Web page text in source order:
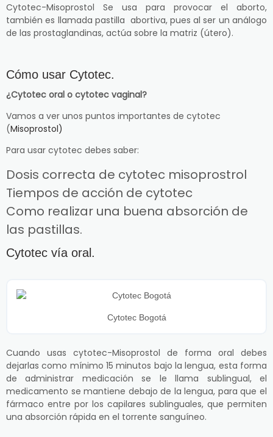
Cytotec-Misoprostol Se usa para provocar el aborto,
también es llamada pastilla abortiva, pues al ser un análogo
de las prostaglandinas, actúa sobre la matriz (útero).
Cómo usar Cytotec.
¿Cytotec oral o cytotec vaginal?
Vamos a ver unos puntos importantes de cytotec
(Misoprostol)
Para usar cytotec debes saber:
Dosis correcta de cytotec misoprostrol
Tiempos de acción de cytotec
Como realizar una buena absorción de
las pastillas.
Cytotec vía oral.
Cytotec Bogotá
Cuando usas cytotec-Misoprostol de forma oral debes
dejarlas como mínimo 15 minutos bajo la lengua, esta forma
de administrar medicación se le llama sublingual, el
medicamento se mantiene debajo de la lengua, para que el
fármaco entre por los capilares sublinguales, que permiten
una absorción rápida en el torrente sanguíneo.